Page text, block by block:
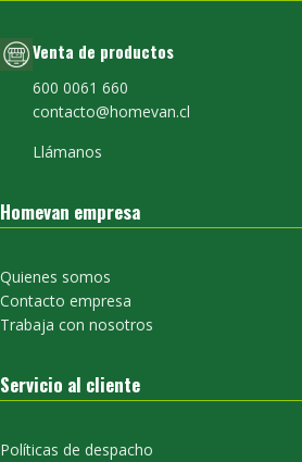
Venta de productos
600 0061 660
contacto@homevan.cl
Llámanos
Homevan empresa
Quienes somos
Contacto empresa
Trabaja con nosotros
Servicio al cliente
Políticas de despacho